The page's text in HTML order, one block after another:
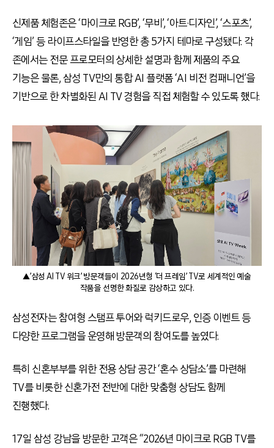
신제품 체험존은 ‘마이크로 RGB’, ‘무비’, ‘아트·디자인’, ‘스포츠’,
‘게임’ 등 라이프스타일을 반영한 총 5가지 테마로 구성됐다. 각
존에서는 전문 프로모터의 상세한 설명과 함께 제품의 주요
기능은 물론, 삼성 TV만의 통합 AI 플랫폼 ‘AI 비전 컴패니언’을
기반으로 한 차별화된 AI TV 경험을 직접 체험할 수 있도록 했다.
▲’삼성 AI TV 위크’ 방문객들이 2026년형 ‘더 프레임’ TV로 세계적인 예술
작품을 선명한 화질로 감상하고 있다.
삼성전자는 참여형 스탬프 투어와 럭키드로우, 인증 이벤트 등
다양한 프로그램을 운영해 방문객의 참여도를 높였다.
특히 신혼부부를 위한 전용 상담 공간 ‘혼수 상담소’를 마련해
TV를 비롯한 신혼가전 전반에 대한 맞춤형 상담도 함께
진행했다.
17일 삼성 강남을 방문한 고객은 “2026년 마이크로 RGB TV를